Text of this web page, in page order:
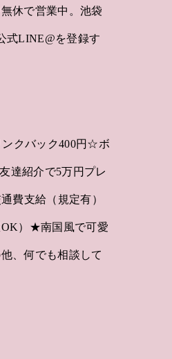
休で営業中。池袋
式LINE@を登録す
クバック400円☆ボ
達紹介で5万円プレ
費支給（規定有）
）★南国風で可愛
、何でも相談して